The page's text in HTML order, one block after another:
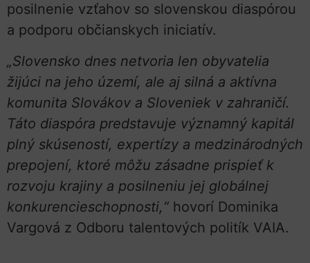
posilnenie vzťahov so slovenskou diaspórou
a podporu občianskych iniciatív.
„Slovensko dnes netvoria len obyvatelia
žijúci na jeho území, ale aj silná a aktívna
komunita Slovákov a Sloveniek v zahraničí.
Táto diaspóra predstavuje významný kapitál
plný skúseností, expertízy a medzinárodných
prepojení, ktoré môžu zásadne prispieť k
rozvoju krajiny a posilneniu jej globálnej
konkurencieschopnosti,“ hovorí Dominika
Vargová z Odboru talentových politík VAIA.